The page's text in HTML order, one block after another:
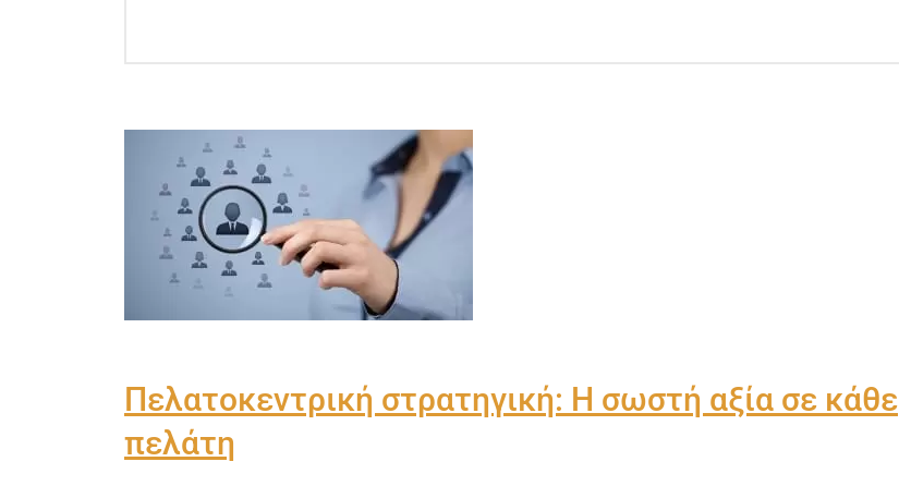
Πελατοκεντρική στρατηγική: Η σωστή αξία σε κάθε
πελάτη